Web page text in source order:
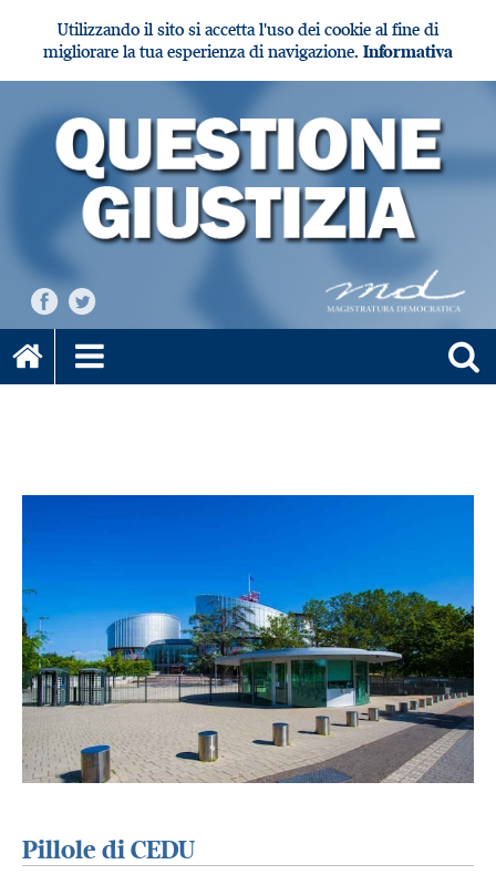
Utilizzando il sito si accetta l'uso dei cookie al fine di
migliorare la tua esperienza di navigazione. Informativa
Pillole di CEDU